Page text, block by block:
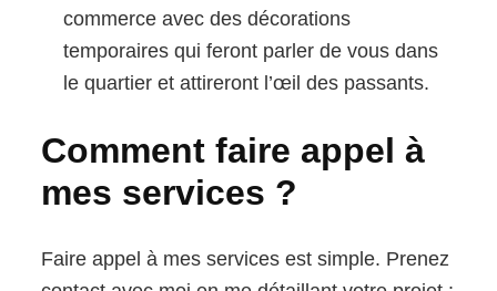
commerce avec des décorations
temporaires qui feront parler de vous dans
le quartier et attireront l’œil des passants.
Comment faire appel à
mes services ?
Faire appel à mes services est simple. Prenez